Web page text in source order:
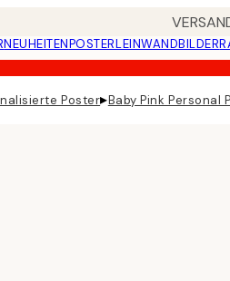
NEUHEITENPOSTERLEINWANDBILDER
Poster▸Baby Pink Personal